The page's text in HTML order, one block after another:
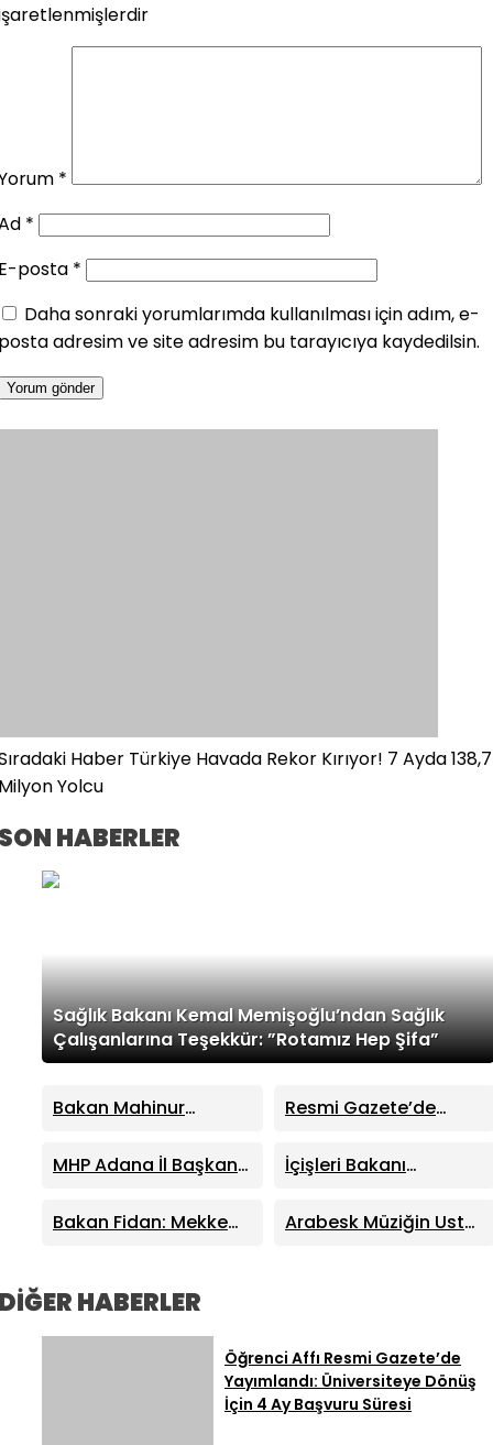
*
*
posta *
Daha sonraki yorumlarımda kullanılması için adım, e-
adresim ve site adresim bu tarayıcıya kaydedilsin.
Haber Türkiye Havada Rekor Kırıyor! 7 Ayda 138,7
Yolcu
HABERLER
Sağlık Bakanı Kemal Memişoğlu’ndan Sağlık
Çalışanlarına Teşekkür: ”Rotamız Hep Şifa”
Bakan Mahinur
Yeni Yasal Düzenleme
Açıklaması:
Yararını Sağlam Bir
Resmi Gazete’de
Bakanlığı’nda
Büyükelçi Atamaları
MHP Adana İl Başkanı
Ayyüce Türkeş Taş’a
Sert Tepki: “Haddinizi
İçişleri Bakanı
Devlet Bahçeli’ye
‘Terörsüz Türkiye’
Bakan Fidan: Mekke
Getirecek En Önemli
Adım
Arabesk Müziğin Usta
HABERLER
Öğrenci Affı Resmi Gazete’de
Yayımlandı: Üniversiteye Dönüş
İçin 4 Ay Başvuru Süresi